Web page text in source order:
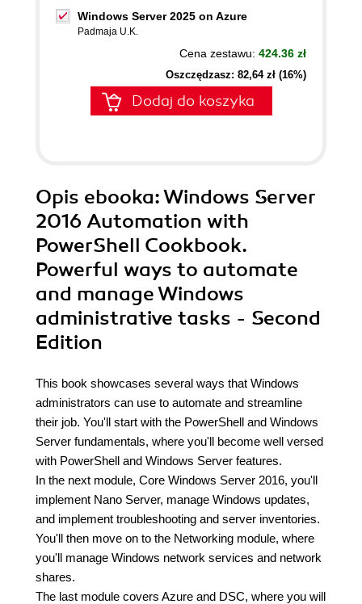
Windows Server 2025 on Azure
Padmaja U.K.
Cena zestawu: 424.36 zł
Oszczędzasz: 82,64 zł (16%)
Dodaj do koszyka
Opis ebooka: Windows Server
2016 Automation with
PowerShell Cookbook.
Powerful ways to automate
and manage Windows
administrative tasks - Second
Edition
This book showcases several ways that Windows
administrators can use to automate and streamline
their job. You'll start with the PowerShell and Windows
Server fundamentals, where you'll become well versed
with PowerShell and Windows Server features.
In the next module, Core Windows Server 2016, you'll
implement Nano Server, manage Windows updates,
and implement troubleshooting and server inventories.
You'll then move on to the Networking module, where
you'll manage Windows network services and network
shares.
The last module covers Azure and DSC, where you will